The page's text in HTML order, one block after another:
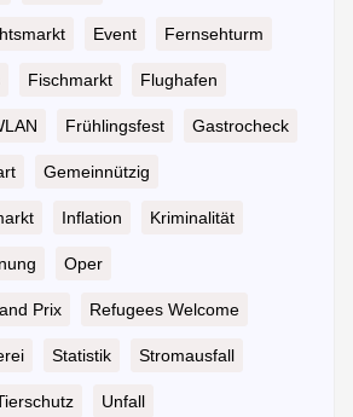
Event Fernsehturm
Fischmarkt Flughafen
Frühlingsfest Gastrocheck
Gemeinnützig
Inflation Kriminalität
Oper
Prix Refugees Welcome
Statistik Stromausfall
Unfall